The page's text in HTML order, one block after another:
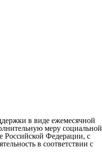
в виде ежемесячной
меру социальной
Российской Федерации, с
в соответствии с